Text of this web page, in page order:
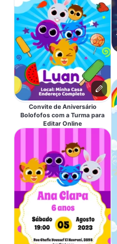
Convite de Aniversário
Bolofofos com a Turma para
Editar Online